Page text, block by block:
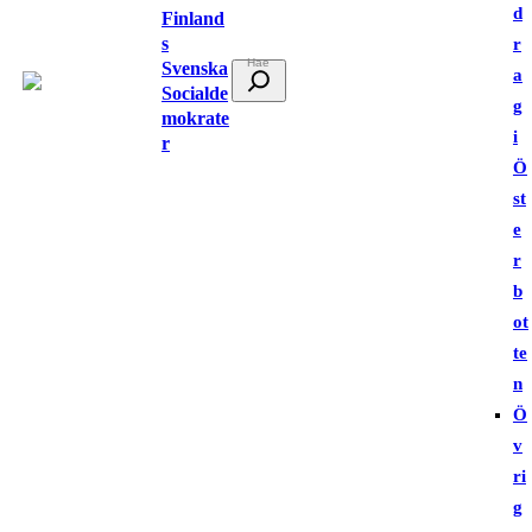
Finland
s
Svenska
Socialde
mokrate
r
ö
d
r
a
g
i
Ö
st
e
r
b
ot
te
n
Ö
v
ri
g